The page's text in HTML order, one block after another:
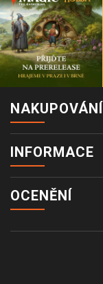
NAKUPOVÁNÍ
INFORMACE
OCENĚNÍ